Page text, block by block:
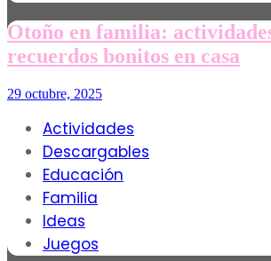
Otoño en familia:
recuerdos bonitos en casa
29 octubre, 2025
Actividades
Descargables
Educación
Familia
Ideas
Juegos